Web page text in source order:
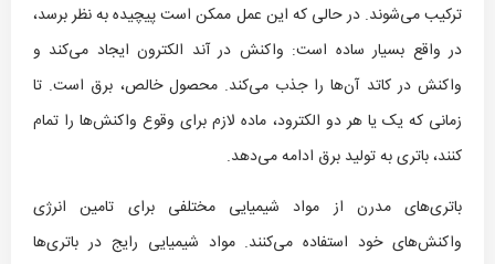
ترکیب می‌شوند. در حالی که این عمل ممکن است پیچیده به نظر برسد،
در واقع بسیار ساده است: واکنش در آند الکترون ایجاد می‌کند و
واکنش در کاتد آن‌ها را جذب می‌کند. محصول خالص، برق است. تا
زمانی که یک یا هر دو الکترود، ماده لازم برای وقوع واکنش‌ها را تمام
کنند، باتری به تولید برق ادامه می‌دهد.
باتری‌های مدرن از مواد شیمیایی مختلفی برای تامین انرژی
واکنش‌های خود استفاده می‌کنند. مواد شیمیایی رایج در باتری‌ها